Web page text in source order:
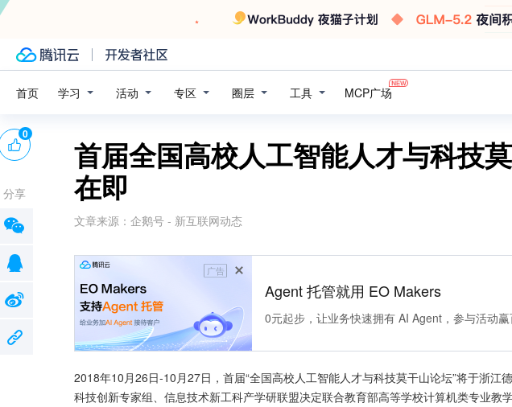
首页 学习 活动 专区 圈层 工具 MCP广场
首届全国高校人工智能人才与科技
在即
文章来源： 企鹅号 - 新互联网动态
广告
Agent 托管就用 EO Makers
0元起步，让业务快速拥有 AI Agent，参与活动
2018年10月26日-10月27日，首届“全国高校人工智能人才与科技莫干山论坛”将于浙江
科技创新专家组、信息技术新工科产学研联盟决定联合教育部高等学校计算机类专业教
0
分享